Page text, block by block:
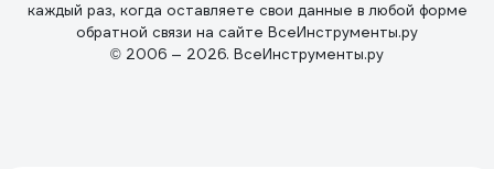
каждый раз, когда оставляете свои данные в любой форме
обратной связи на сайте ВсеИнструменты.ру
© 2006 — 2026. ВсеИнструменты.ру